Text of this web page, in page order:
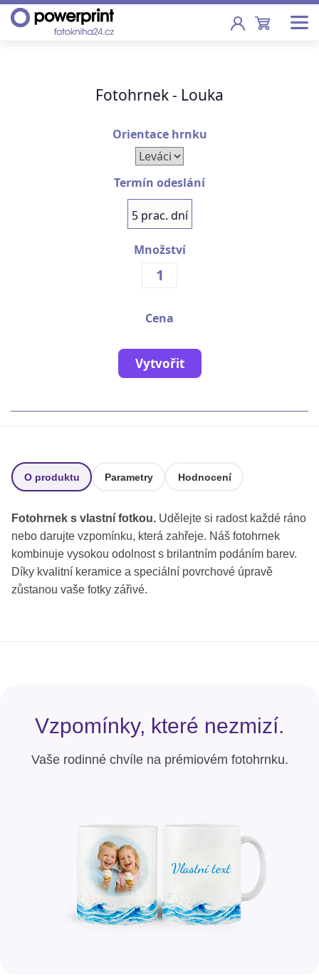
Pevná vazba, sešity, poukazy
Nástěnné, stolní i roční
Tisk fotografií od 2,90 Kč
Fotoknihy a dárky pro školy
Hrnky, magnety, trička…
Fotohrnek - Louka
Orientace hrnku
Termín odeslání
5 prac. dní
Množství
Cena
Vytvořit
O produktu Parametry Hodnocení
Fotohrnek s vlastní fotkou. Udělejte si radost každé ráno
nebo darujte vzpomínku, která zahřeje. Náš fotohrnek
kombinuje vysokou odolnost s brilantním podáním barev.
Díky kvalitní keramice a speciální povrchové úpravě
zůstanou vaše fotky zářivé.
Vzpomínky, které nezmizí.
Vaše rodinné chvíle na prémiovém fotohrnku.